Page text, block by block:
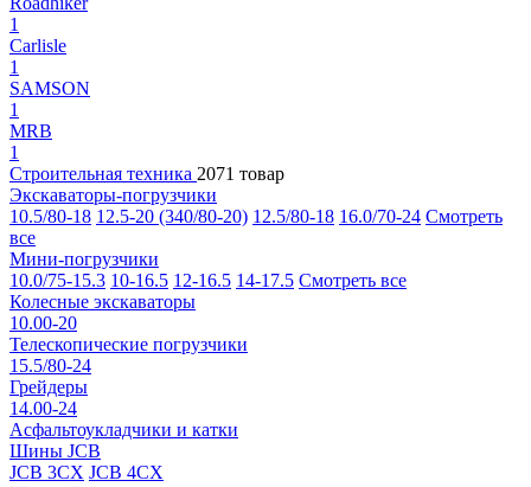
1
Carlisle
1
SAMSON
1
MRB
1
Строительная техника 2071 товар
Экскаваторы-погрузчики
10.5/80-18 12.5-20 (340/80-20) 12.5/80-18 16.0/70-24 Смотреть
все
Мини-погрузчики
10.0/75-15.3 10-16.5 12-16.5 14-17.5 Смотреть все
Колесные экскаваторы
10.00-20
Телескопические погрузчики
15.5/80-24
Грейдеры
14.00-24
Асфальтоукладчики и катки
Шины JCB
JCB 3CX JCB 4CX